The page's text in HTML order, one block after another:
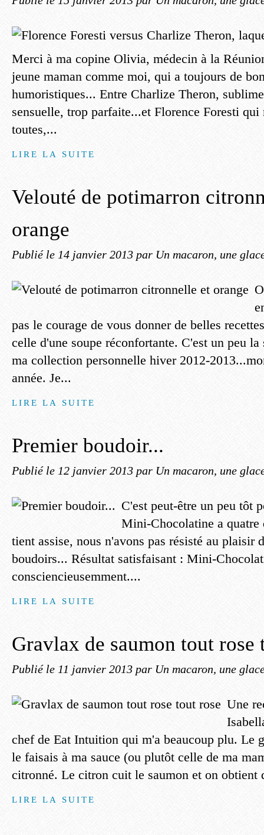
Merci à ma copine Olivia, médecin à la
jeune maman comme moi, qui a toujours de
humoristiques... Entre Charlize Theron,
sensuelle, trop parfaite...et Florence Foresti qui
toutes,...
LIRE LA SUITE
Velouté de potimarron
orange
Publié le 14 janvier 2013 par Un macaron, une
pas le courage de vous donner de belles
celle d'une soupe réconfortante. C'est un peu la
ma collection personnelle hiver 2012-
année. Je...
LIRE LA SUITE
Premier boudoir...
Publié le 12 janvier 2013 par Un macaron, une
C'est peut-être un peu tôt
Mini-Chocolatine a quatre
tient assise, nous n'avons pas résisté au plaisir
boudoirs... Résultat satisfaisant : Mini-
consciencieusemment....
LIRE LA SUITE
Gravlax de saumon tout rose
Publié le 11 janvier 2013 par Un macaron, une
Une
chef de Eat Intuition qui m'a beaucoup plu. Le
le faisais à ma sauce (ou plutôt celle de ma
citronné. Le citron cuit le saumon et on obtient
LIRE LA SUITE